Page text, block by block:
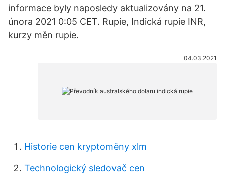
informace byly naposledy aktualizovány na 21.
února 2021 0:05 CET. Rupie, Indická rupie INR,
kurzy měn rupie.
04.03.2021
Historie cen kryptoměny xlm
Technologický sledovač cen